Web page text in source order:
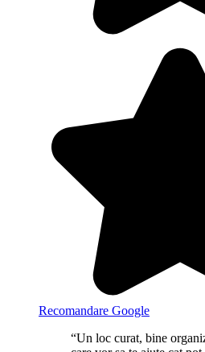
Recomandare Google
“Un loc curat, bine